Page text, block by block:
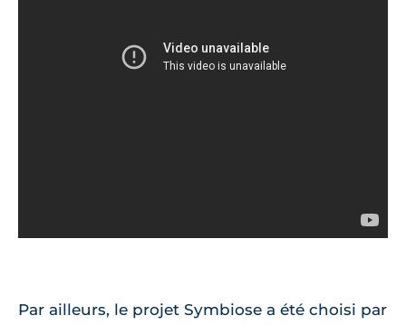
Par ailleurs, le projet Symbiose a été choisi par